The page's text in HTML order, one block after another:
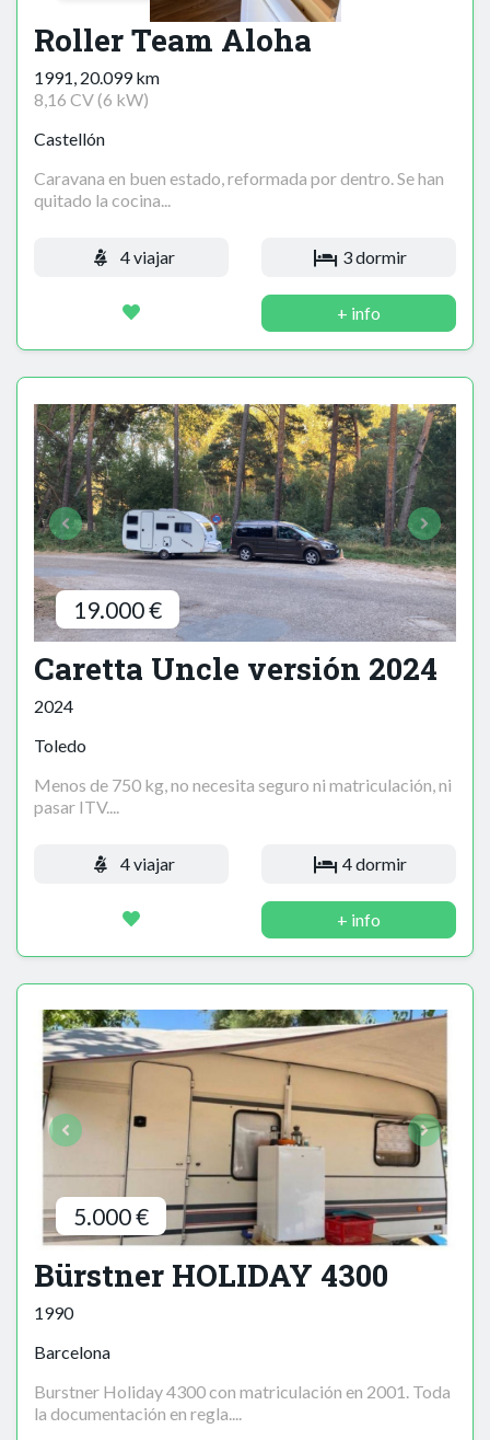
Roller Team Aloha
1991, 20.099 km
8,16 CV (6 kW)
Castellón
Caravana en buen estado, reformada por dentro. Se han
quitado la cocina...
4 viajar 3 dormir
+ info
19.000 €
Caretta Uncle versión 2024
2024
Toledo
Menos de 750 kg, no necesita seguro ni matriculación, ni
pasar ITV....
4 viajar 4 dormir
+ info
5.000 €
Bürstner HOLIDAY 4300
1990
Barcelona
Burstner Holiday 4300 con matriculación en 2001. Toda
la documentación en regla....